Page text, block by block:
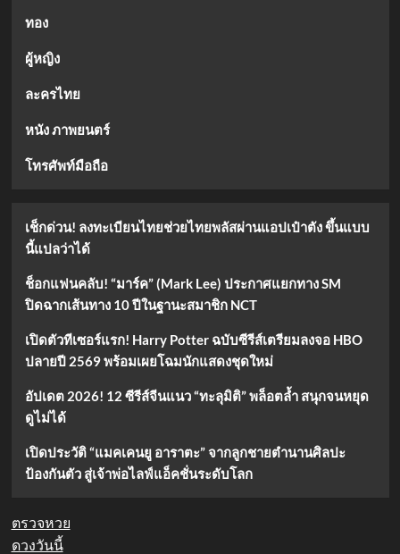
ทอง
ผู้หญิง
ละครไทย
หนัง ภาพยนตร์
โทรศัพท์มือถือ
เช็กด่วน! ลงทะเบียนไทยช่วยไทยพลัสผ่านแอปเป๋าตัง ขึ้นแบบ
นี้แปลว่าได้
ช็อกแฟนคลับ! “มาร์ค” (Mark Lee) ประกาศแยกทาง SM
ปิดฉากเส้นทาง 10 ปีในฐานะสมาชิก NCT
เปิดตัวทีเซอร์แรก! Harry Potter ฉบับซีรีส์เตรียมลงจอ HBO
ปลายปี 2569 พร้อมเผยโฉมนักแสดงชุดใหม่
อัปเดต 2026! 12 ซีรีส์จีนแนว “ทะลุมิติ” พล็อตล้ำ สนุกจนหยุด
ดูไม่ได้
เปิดประวัติ “แมคเคนยู อาราตะ” จากลูกชายตำนานศิลปะ
ป้องกันตัว สู่เจ้าพ่อไลฟ์แอ็คชั่นระดับโลก
ตรวจหวย
ดวงวันนี้